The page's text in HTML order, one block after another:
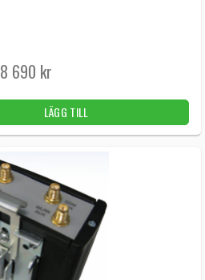
8 690 kr
LÄGG TILL